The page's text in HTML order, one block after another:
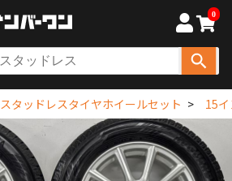
0
スタッドレスタイヤホイールセット 15